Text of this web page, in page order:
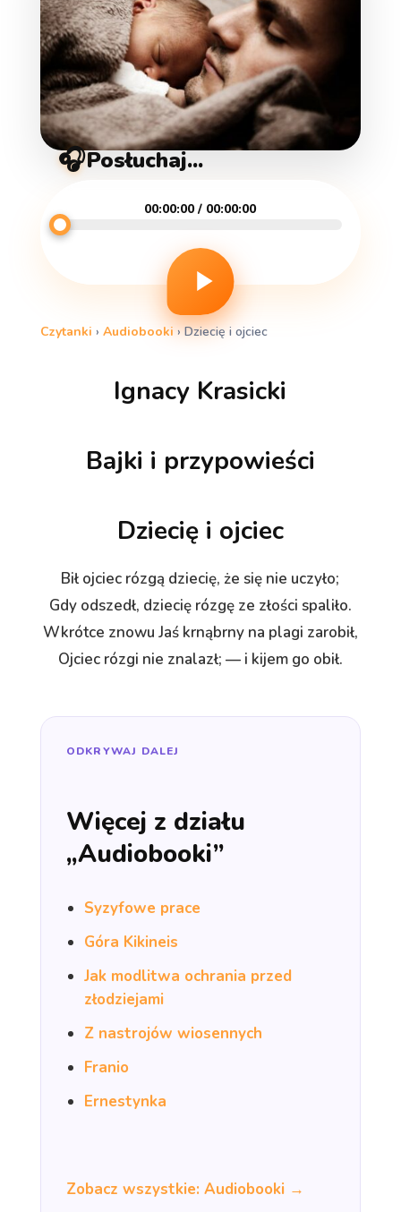
🎧Posłuchaj...
00:00:00 / 00:00:00
Czytanki › Audiobooki›Dziecię i ojciec
Ignacy Krasicki
Bajki i przypowieści
Dziecię i ojciec
Bił ojciec rózgą dziecię, że się nie uczyło;
Gdy odszedł, dziecię rózgę ze złości spaliło.
Wkrótce znowu Jaś krnąbrny na plagi zarobił,
Ojciec rózgi nie znalazł; — i kijem go obił.
ODKRYWAJ DALEJ
Więcej z działu
„Audiobooki”
Syzyfowe prace
Góra Kikineis
Jak modlitwa ochrania przed
złodziejami
Z nastrojów wiosennych
Franio
Ernestynka
Zobacz wszystkie: Audiobooki →